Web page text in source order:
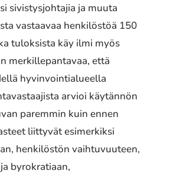
sivistysjohtajia ja muuta
vastaavaa henkilöstöä 150
tuloksista käy ilmi myös
merkillepantavaa, että
hyvinvointialueella
arvioi käytännön
paremmin kuin ennen
liittyvät esimerkiksi
henkilöstön vaihtuvuuteen,
byrokratiaan,